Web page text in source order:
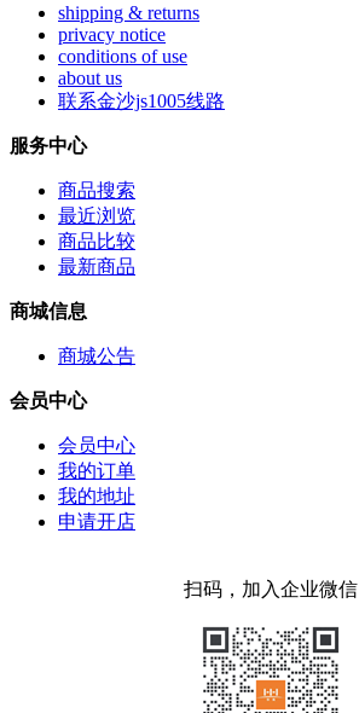
shipping & returns
privacy notice
conditions of use
about us
联系金沙js1005线路
服务中心
商品搜索
最近浏览
商品比较
最新商品
商城信息
商城公告
会员中心
会员中心
我的订单
我的地址
申请开店
扫码，加入企业微信